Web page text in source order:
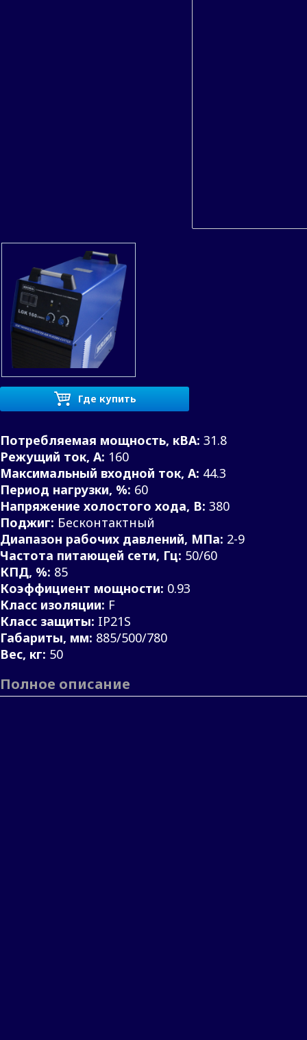
Где купить
Потребляемая мощность, кВА: 31.8
Режущий ток, А: 160
Максимальный входной ток, А: 44.3
Период нагрузки, %: 60
Напряжение холостого хода, В: 380
Поджиг: Бесконтактный
Диапазон рабочих давлений, МПа: 2-9
Частота питающей сети, Гц: 50/60
КПД, %: 85
Коэффициент мощности: 0.93
Класс изоляции: F
Класс защиты: IP21S
Габариты, мм: 885/500/780
Вес, кг: 50
Полное описание